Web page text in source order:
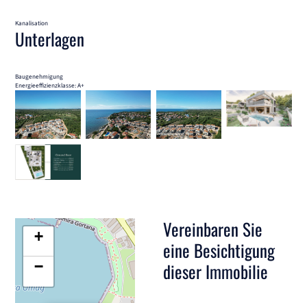
Kanalisation
Unterlagen
Baugenehmigung
Energieeffizienzklasse: A+
+
−
Vereinbaren Sie
eine Besichtigung
dieser Immobilie